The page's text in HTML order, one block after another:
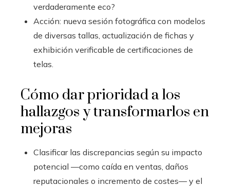
verdaderamente eco?
Acción: nueva sesión fotográfica con modelos
de diversas tallas, actualización de fichas y
exhibición verificable de certificaciones de
telas.
Cómo dar prioridad a los
hallazgos y transformarlos en
mejoras
Clasificar las discrepancias según su impacto
potencial —como caída en ventas, daños
reputacionales o incremento de costes— y el